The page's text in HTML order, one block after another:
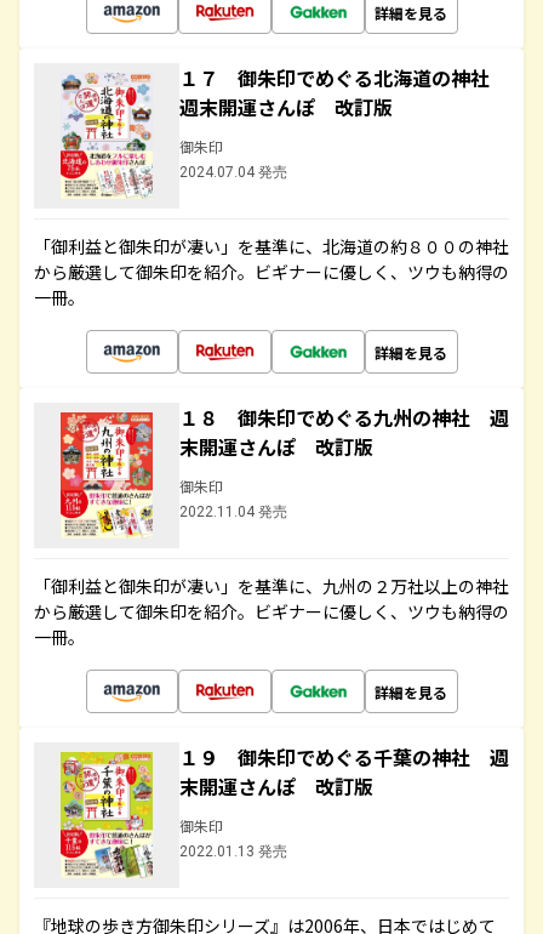
詳細を見る
１７ 御朱印でめぐる北海道の神社
週末開運さんぽ 改訂版
御朱印
2024.07.04 発売
「御利益と御朱印が凄い」を基準に、北海道の約８００の神社
から厳選して御朱印を紹介。ビギナーに優しく、ツウも納得の
一冊。
詳細を見る
１８ 御朱印でめぐる九州の神社 週
末開運さんぽ 改訂版
御朱印
2022.11.04 発売
「御利益と御朱印が凄い」を基準に、九州の２万社以上の神社
から厳選して御朱印を紹介。ビギナーに優しく、ツウも納得の
一冊。
詳細を見る
１９ 御朱印でめぐる千葉の神社 週
末開運さんぽ 改訂版
御朱印
2022.01.13 発売
『地球の歩き方御朱印シリーズ』は2006年、日本ではじめて